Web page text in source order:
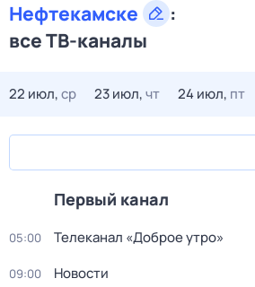
Нефтекамске
:
все ТВ-каналы
22 июл,ср 23 июл,чт 24 июл, пт
Первый канал
05:00 Телеканал «Доброе утро»
09:00 Новости